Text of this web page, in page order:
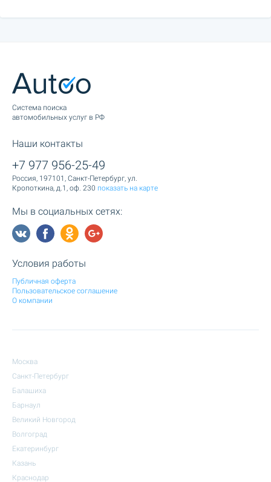
Cистема поиска
автомобильных услуг в РФ
Наши контакты
+7 977 956-25-49
Россия, 197101, Санкт-Петербург, ул.
Кропоткина, д.1, оф. 230 показать на карте
Мы в социальных сетях:
Условия работы
Публичная оферта
Пользовательское соглашение
О компании
Москва
Санкт-Петербург
Балашиха
Барнаул
Великий Новгород
Волгоград
Екатеринбург
Казань
Краснодар